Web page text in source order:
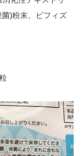
)粉末、ビフィズ